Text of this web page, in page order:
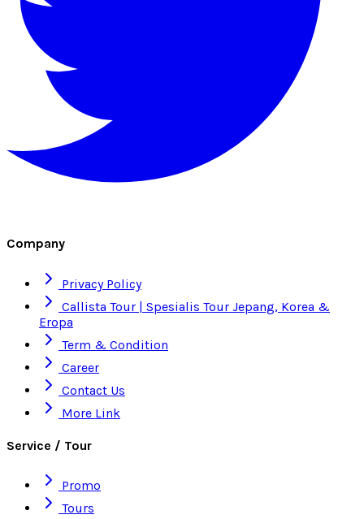
Company
Privacy Policy
Callista Tour | Spesialis Tour Jepang, Korea &
Eropa
Term & Condition
Career
Contact Us
More Link
Service / Tour
Promo
Tours